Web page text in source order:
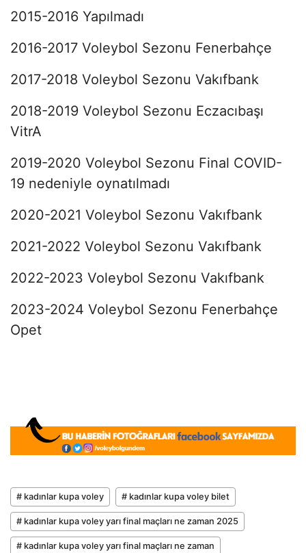
2015-2016 Yapılmadı
2016-2017 Voleybol Sezonu Fenerbahçe
2017-2018 Voleybol Sezonu Vakıfbank
2018-2019 Voleybol Sezonu Eczacıbaşı
VitrA
2019-2020 Voleybol Sezonu Final COVID-
19 nedeniyle oynatılmadı
2020-2021 Voleybol Sezonu Vakıfbank
2021-2022 Voleybol Sezonu Vakıfbank
2022-2023 Voleybol Sezonu Vakıfbank
2023-2024 Voleybol Sezonu Fenerbahçe
Opet
# kadınlar kupa voley # kadınlar kupa voley bilet
# kadınlar kupa voley yarı final maçları ne zaman 2025
# kadınlar kupa voley yarı final maçları ne zaman